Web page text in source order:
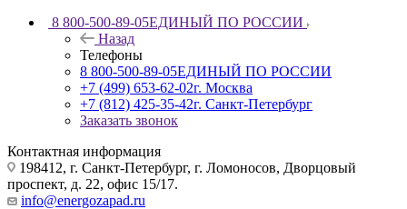
8 800-500-89-05ЕДИНЫЙ ПО РОССИИ
Назад
Телефоны
8 800-500-89-05ЕДИНЫЙ ПО РОССИИ
+7 (499) 653-62-02г. Москва
+7 (812) 425-35-42г. Санкт-Петербург
Заказать звонок
Контактная информация
198412, г. Санкт-Петербург, г. Ломоносов, Дворцовый
проспект, д. 22, офис 15/17.
info@energozapad.ru